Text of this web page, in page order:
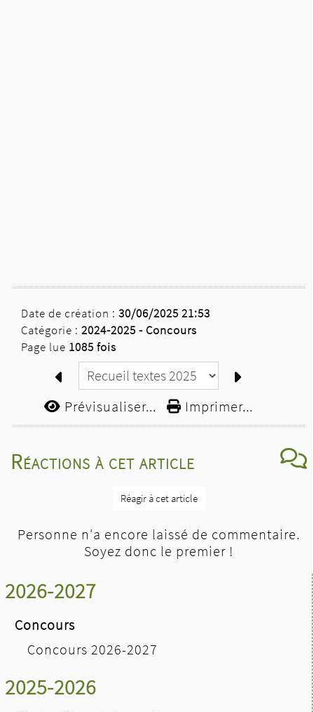
2026-2027
Concours
Concours 2026-2027
2025-2026
Date de création : 30/06/2025 21:53
Catégorie : 2024-2025 -Concours
Page lue 1085 fois
Prévisualiser... Imprimer...
Réactions à cet article
Réagir à cet article
Personne n'a encore laissé de commentaire.
Soyez donc le premier !